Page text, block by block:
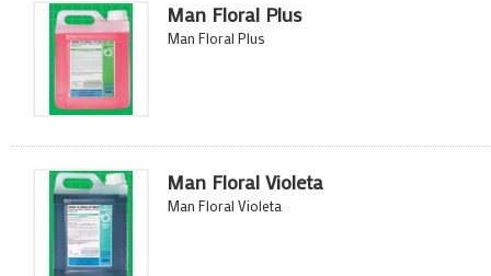
Man Floral Plus
Man Floral Plus
Man Floral Violeta
Man Floral Violeta